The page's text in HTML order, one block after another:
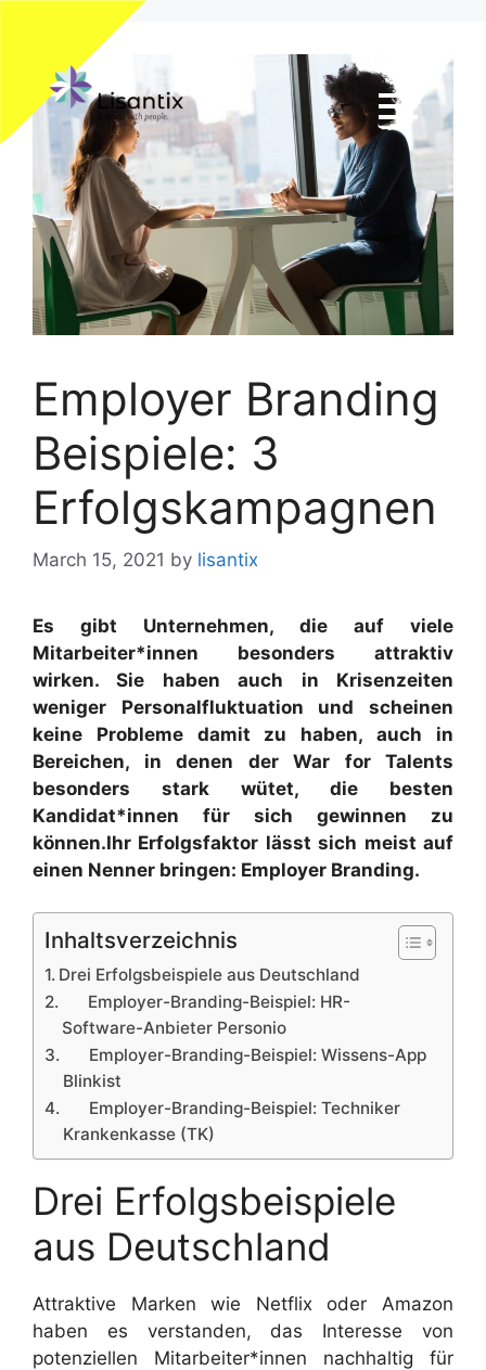
Employer Branding
Beispiele: 3
Erfolgskampagnen
March 15, 2021 by lisantix
Es gibt Unternehmen, die auf viele
Mitarbeiter*innen besonders attraktiv
wirken. Sie haben auch in Krisenzeiten
weniger Personalfluktuation und scheinen
keine Probleme damit zu haben, auch in
Bereichen, in denen der War for Talents
besonders stark wütet, die besten
Kandidat*innen für sich gewinnen zu
können.Ihr Erfolgsfaktor lässt sich meist auf
einen Nenner bringen: Employer Branding.
Inhaltsverzeichnis
Drei Erfolgsbeispiele aus Deutschland
Employer-Branding-Beispiel: HR-
Software-Anbieter Personio
Employer-Branding-Beispiel: Wissens-App
Blinkist
Employer-Branding-Beispiel: Techniker
Krankenkasse (TK)
Drei Erfolgsbeispiele
aus Deutschland
Attraktive Marken wie Netflix oder Amazon
haben es verstanden, das Interesse von
potenziellen Mitarbeiter*innen nachhaltig für